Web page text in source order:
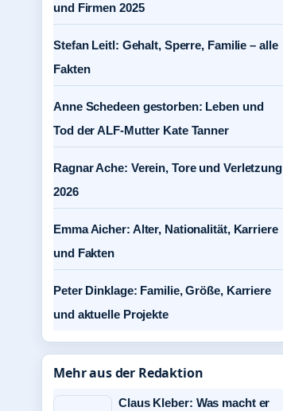
und Firmen 2025
Stefan Leitl: Gehalt, Sperre, Familie – alle
Fakten
Anne Schedeen gestorben: Leben und
Tod der ALF-Mutter Kate Tanner
Ragnar Ache: Verein, Tore und Verletzung
2026
Emma Aicher: Alter, Nationalität, Karriere
und Fakten
Peter Dinklage: Familie, Größe, Karriere
und aktuelle Projekte
Mehr aus der Redaktion
Claus Kleber: Was macht er